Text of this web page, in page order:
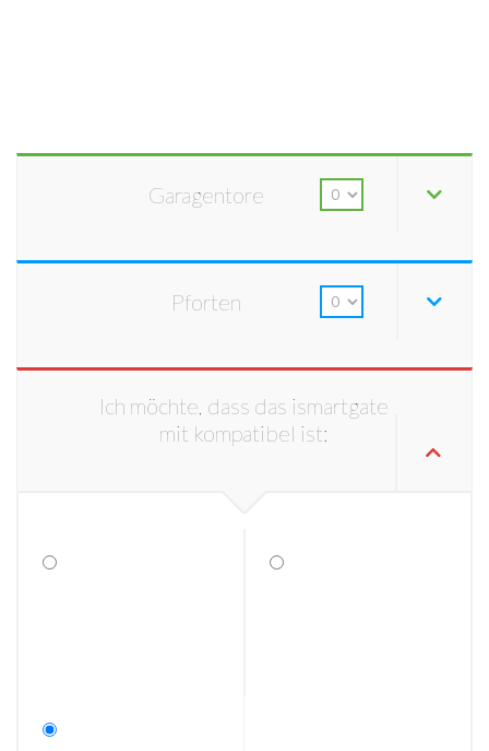
Garagentore
Pforten
Ich möchte, dass das ismartgate
mit kompatibel ist: